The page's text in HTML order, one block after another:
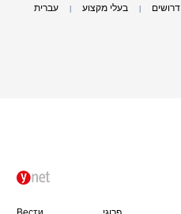
דרושים בעלי מקצוע עברית